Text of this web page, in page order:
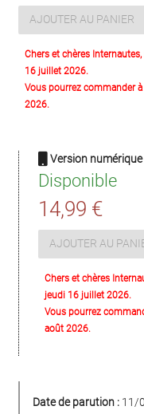
AJOUTER AU PANIER
Chers et chères
16 juillet 2026.
Vous pourrez commander
2026.
Version numérique
Disponible
14,99 €
AJOUTER AU
Chers et chères
jeudi 16 juillet 2026.
Vous pourrez
août 2026.
Date de parution : 11/